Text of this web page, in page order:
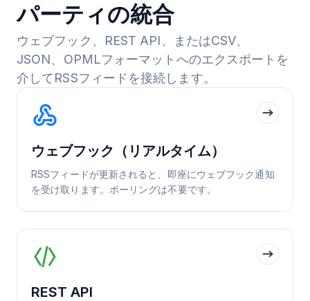
パーティの統合
ウェブフック、REST API、またはCSV、
JSON、OPMLフォーマットへのエクスポートを
介してRSSフィードを接続します。
ウェブフック（リアルタイム）
RSSフィードが更新されると、即座にウェブフック通知
を受け取ります。ポーリングは不要です。
REST API